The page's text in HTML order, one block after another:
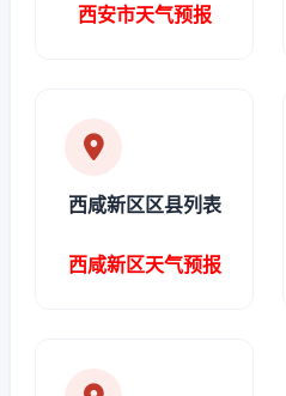
西安市天气预报
西咸新区区县列表
西咸新区天气预报